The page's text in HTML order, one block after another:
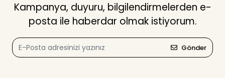
Kampanya, duyuru, bilgilendirmelerden e-
posta ile haberdar olmak istiyorum.
Gönder